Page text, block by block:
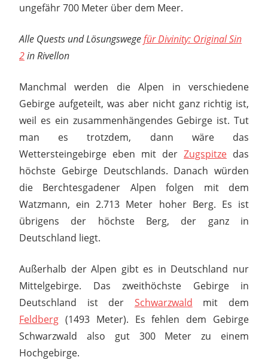
ungefähr 700 Meter über dem Meer.
Alle Quests und Lösungswegefür Divinity: Original Sin
2in Rivellon
Manchmal werden die Alpen in verschiedene
Gebirge aufgeteilt, was aber nicht ganz richtig ist,
weil es ein zusammenhängendes Gebirge ist. Tut
man es trotzdem, dann wäre das
Wettersteingebirge eben mit der Zugspitze das
höchste Gebirge Deutschlands. Danach würden
die Berchtesgadener Alpen folgen mit dem
Watzmann, ein 2.713 Meter hoher Berg. Es ist
übrigens der höchste Berg, der ganz in
Deutschland liegt.
Außerhalb der Alpen gibt es in Deutschland nur
Mittelgebirge. Das zweithöchste Gebirge in
Deutschland ist der Schwarzwald mit dem
Feldberg (1493 Meter). Es fehlen dem Gebirge
Schwarzwald also gut 300 Meter zu einem
Hochgebirge.